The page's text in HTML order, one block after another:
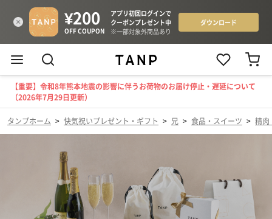
【重要】令和8年熊本地震の影響に伴うお荷物のお届け停止・遅延について
（2026年7月29日更新）
タンプホーム > 快気祝いプレゼント・ギフト > 兄 > 食品・スイーツ > 精肉